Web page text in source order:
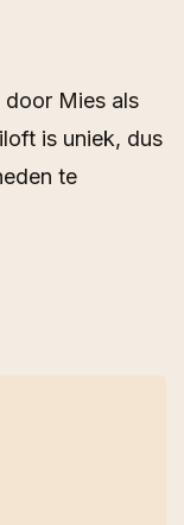
Mies als
is uniek, dus
te